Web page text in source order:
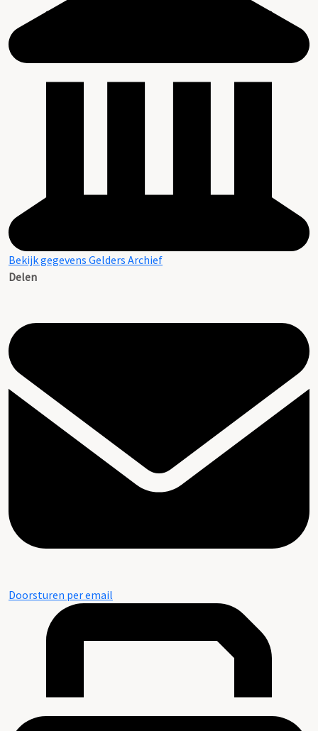
Bekijk gegevens Gelders Archief
Delen
Doorsturen per email